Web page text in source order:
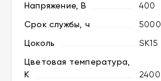
Напряжение, В
400
Срок службы, ч
5000
Цоколь
SK15
Цветовая температура,
K
2400